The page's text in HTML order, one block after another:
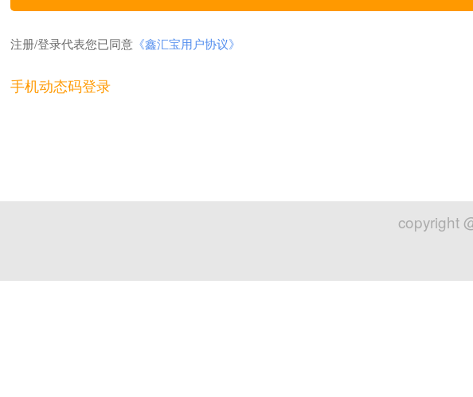
注册/登录代表您已同意《鑫汇宝用户协议》
手机动态码登录
copyright